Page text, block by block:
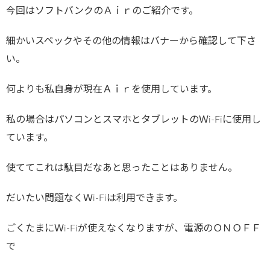
今回はソフトバンクのＡｉｒのご紹介です。
細かいスペックやその他の情報はバナーから確認して下さ
い。
何よりも私自身が現在Ａｉｒを使用しています。
私の場合はパソコンとスマホとタブレットのＷi-Fiに使用し
ています。
使ててこれは駄目だなあと思ったことはありません。
だいたい問題なくＷi-Fiは利用できます。
ごくたまにＷi-Fiが使えなくなりますが、電源のＯＮＯＦＦ
で